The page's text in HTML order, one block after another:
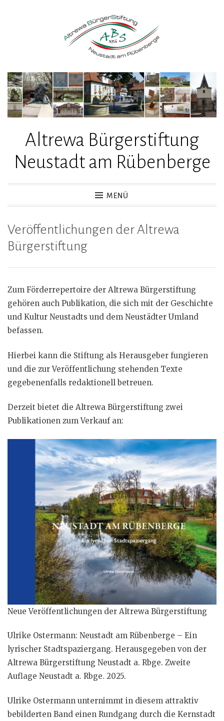
Altrewa Bürgerstiftung
Neustadt am Rübenberge
MENÜ
Veröffentlichungen der Altrewa
Bürgerstiftung
Zum Förderrepertoire der Altrewa Bürgerstiftung
gehören auch Publikation, die sich mit der Geschichte
und Kultur Neustadts und dem Neustädter Umland
befassen.
Hierbei kann die Stiftung als Herausgeber fungieren
und die zur Veröffentlichung stehenden Texte
gegebenenfalls redaktionell betreuen.
Derzeit bietet die Altrewa Bürgerstiftung zwei
Publikationen zum Verkauf an:
Neue Veröffentlichungen der Altrewa Bürgerstiftung
Ulrike Ostermann: Neustadt am Rübenberge – Ein
lyrischer Stadtspaziergang. Herausgegeben von der
Altrewa Bürgerstiftung Neustadt a. Rbge. Zweite
Auflage Neustadt a. Rbge. 2025.
Ulrike Ostermann unternimmt in diesem attraktiv
bebilderten Band einen Rundgang durch die Kernstadt